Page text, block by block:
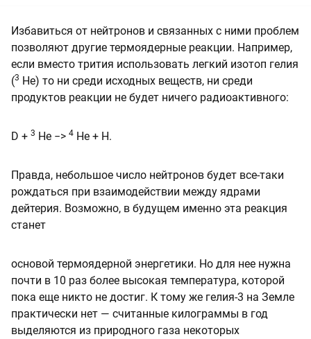
Избавиться от нейтронов и связанных с ними проблем
позволяют другие термоядерные реакции. Например,
если вместо трития использовать легкий изотоп гелия
(3 He) то ни среди исходных веществ, ни среди
продуктов реакции не будет ничего радиоактивного:
D + 3 He −> 4 He + H.
Правда, небольшое число нейтронов будет все-таки
рождаться при взаимодействии между ядрами
дейтерия. Возможно, в будущем именно эта реакция
станет
основой термоядерной энергетики. Но для нее нужна
почти в 10 раз более высокая температура, которой
пока еще никто не достиг. К тому же гелия-3 на Земле
практически нет — считанные килограммы в год
выделяются из природного газа некоторых